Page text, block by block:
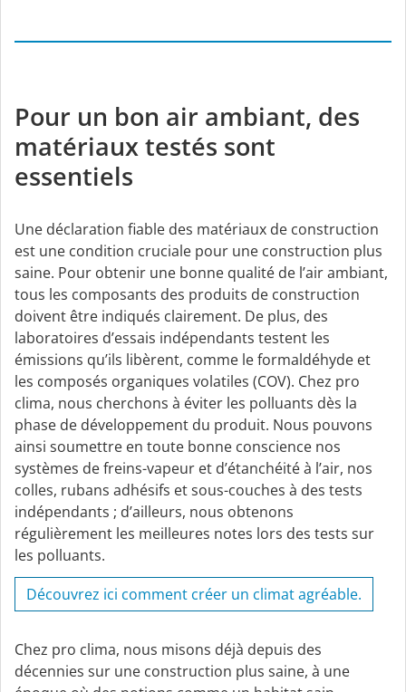
Pour un bon air ambiant, des
matériaux testés sont
essentiels
Une déclaration fiable des matériaux de construction
est une condition cruciale pour une construction plus
saine. Pour obtenir une bonne qualité de l’air ambiant,
tous les composants des produits de construction
doivent être indiqués clairement. De plus, des
laboratoires d’essais indépendants testent les
émissions qu’ils libèrent, comme le formaldéhyde et
les composés organiques volatiles (COV). Chez pro
clima, nous cherchons à éviter les polluants dès la
phase de développement du produit. Nous pouvons
ainsi soumettre en toute bonne conscience nos
systèmes de freins-vapeur et d’étanchéité à l’air, nos
colles, rubans adhésifs et sous-couches à des tests
indépendants ; d’ailleurs, nous obtenons
régulièrement les meilleures notes lors des tests sur
les polluants.
Découvrez ici comment créer un climat agréable.
Chez pro clima, nous misons déjà depuis des
décennies sur une construction plus saine, à une